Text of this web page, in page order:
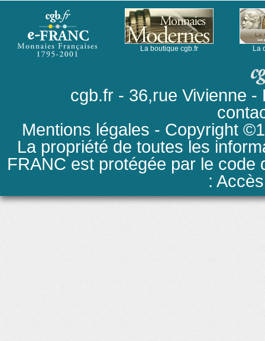
La boutique cgb.fr La
cgb.fr - 36,rue Vivienne -
Mentions légales - Copyright
La propriété de toutes les
FRANC est protégée par le code
: